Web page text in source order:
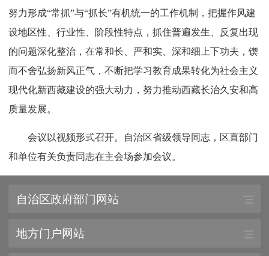
努力形成“常抓”与“抓长”有机统一的工作机制，把握作风建
设地区性、行业性、阶段性特点，抓住普遍发生、反复出现
的问题深化整治，在常和长、严和实、深和细上下功夫，锲
而不舍弘扬新风正气，不断把学习教育成果转化为社会主义
现代化新西藏建设的强大动力，努力推动西藏长治久安和高
质量发展。
会议以视频形式召开。自治区省级领导同志，区直部门
和单位有关负责同志在主会场参加会议。
自治区政府部门网站
地方门户网站